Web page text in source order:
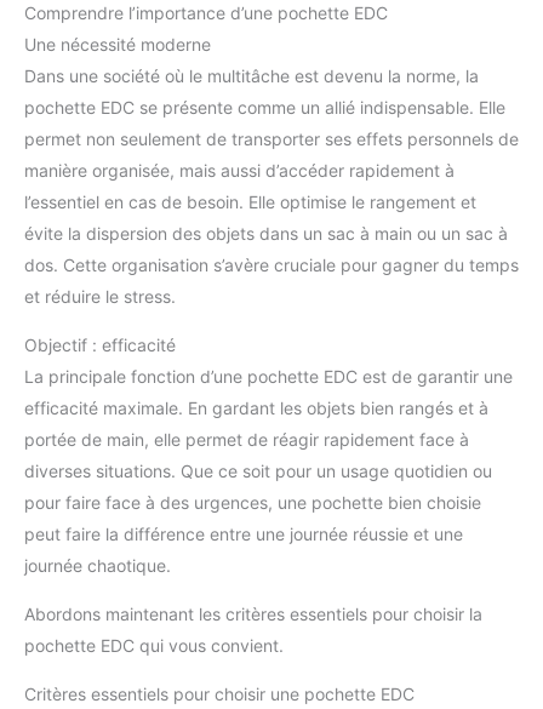
Comprendre l’importance d’une pochette EDC
Une nécessité moderne
Dans une société où le multitâche est devenu la norme, la
pochette EDC se présente comme un allié indispensable. Elle
permet non seulement de transporter ses effets personnels de
manière organisée, mais aussi d’accéder rapidement à
l’essentiel en cas de besoin. Elle optimise le rangement et
évite la dispersion des objets dans un sac à main ou un sac à
dos. Cette organisation s’avère cruciale pour gagner du temps
et réduire le stress.
Objectif : efficacité
La principale fonction d’une pochette EDC est de garantir une
efficacité maximale. En gardant les objets bien rangés et à
portée de main, elle permet de réagir rapidement face à
diverses situations. Que ce soit pour un usage quotidien ou
pour faire face à des urgences, une pochette bien choisie
peut faire la différence entre une journée réussie et une
journée chaotique.
Abordons maintenant les critères essentiels pour choisir la
pochette EDC qui vous convient.
Critères essentiels pour choisir une pochette EDC